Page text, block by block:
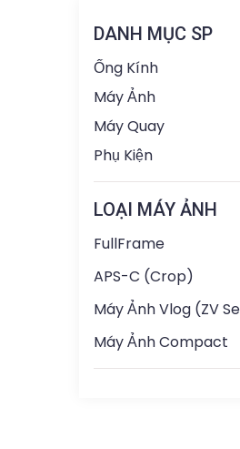
DANH MỤC SP
Ống Kính
Máy Ảnh
Máy Quay
Phụ Kiện
LOẠI MÁY ẢNH
FullFrame
APS-C (Crop)
Máy Ảnh Vlog (ZV
Máy Ảnh Compact